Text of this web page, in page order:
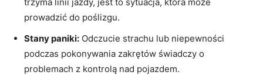
prowadzić ⁣do poślizgu.
Stany‍ paniki: Odczucie⁣ strachu lub niepewności
podczas ‍pokonywania zakrętów świadczy⁣ o
problemach⁢ z kontrolą nad pojazdem.